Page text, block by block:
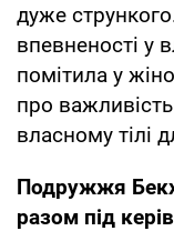
дуже
впевненості у
помітила у
про
власному тілі
Подружжя
разом під